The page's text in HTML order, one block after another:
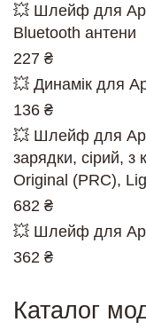
💥 Шлейф для
Bluetooth антени
227 ₴
💥 Динамік для
136 ₴
💥 Шлейф для
зарядки, сірий,
Original (PRC),
682 ₴
💥 Шлейф для
362 ₴
Каталог